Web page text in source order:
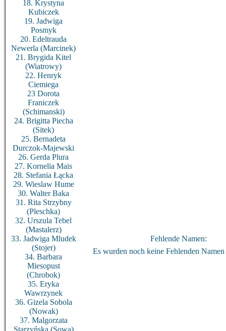
18. Krystyna
Kubiczek
19. Jadwiga
Posmyk
20. Edeltrauda
Newerla (Marcinek)
21. Brygida Kitel
(Wiatrowy)
22. Henryk
Ciemiega
23 Dorota
Franiczek
(Schimanski)
24. Brigitta Piecha
(Sitek)
25. Bernadeta
Durczok-Majewski
26. Gerda Plura
27. Kornelia Mais
28. Stefania Łącka
29. Wieslaw Hume
30. Walter Baka
31. Rita Strzybny
(Pleschka)
32. Urszula Tebel
(Mastalerz)
33. Jadwiga Mludek
(Stojer)
34. Barbara
Miesopust
(Chrobok)
35. Eryka
Wawrzynek
36. Gizela Sobola
(Nowak)
37. Malgorzata
Starzyńska (Sowa)
Fehlende Namen:
Es wurden noch keine Fehlenden Namen